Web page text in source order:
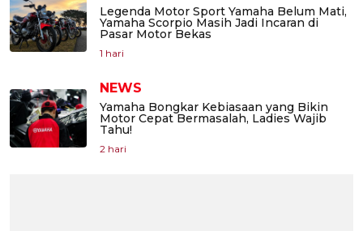
Legenda Motor Sport Yamaha Belum Mati,
Yamaha Scorpio Masih Jadi Incaran di
Pasar Motor Bekas
1 hari
NEWS
Yamaha Bongkar Kebiasaan yang Bikin
Motor Cepat Bermasalah, Ladies Wajib
Tahu!
2 hari